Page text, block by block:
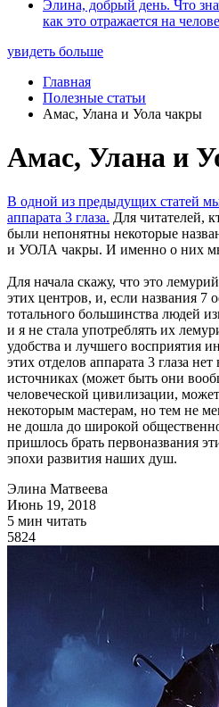
Элина, добрый день. Что
как это отражается на
увидеть больше
Главная
Полезные статьи
Амас, Улана и Уола чакры
Амас, Улана и
В одной из предыдущих статей
аппарата 3 глаза. Для читателей,
были непонятны некоторые
и УОЛА чакры. И именно о них
Для начала скажу, что это
этих центров, и, если названия 7
тотального большинства людей
и я не стала употреблять их
удобства и лучшего восприятия
этих отделов аппарата 3 глаза
источниках (может быть они
человеческой цивилизации,
некоторым мастерам, но тем не
не дошла до широкой
пришлось брать первоназвания
эпохи развития наших душ.
Элина Матвеева
Июнь 19, 2018
5 мин читать
5824